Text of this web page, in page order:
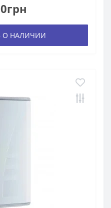
О НАЛИЧИИ